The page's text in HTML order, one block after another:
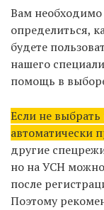
всегда
Не
Вам
определиться,
будете
нашего
помощь в
Если не
автоматически
другие
но на УСН можно
после
Поэтому